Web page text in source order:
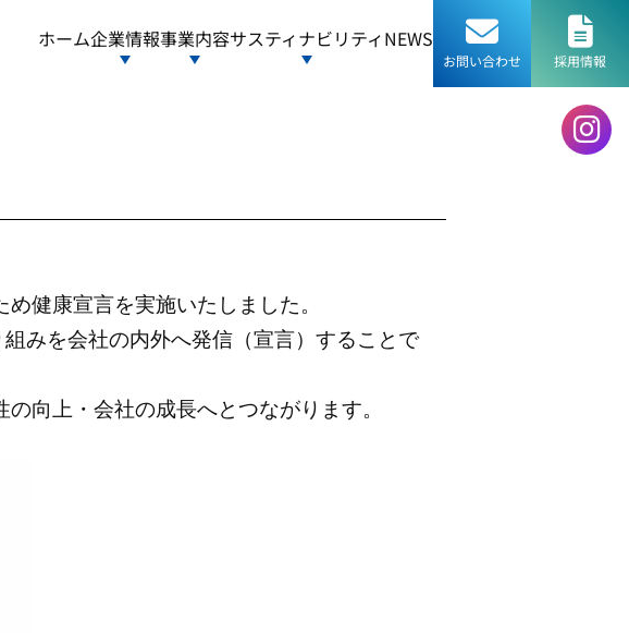
ホーム企業情報事業内容サスティナビリティNEWS
お問い合わせ 採用情報
健康宣言を実施いたしました。
みを会社の内外へ発信（宣言）することで
向上・会社の成長へとつながります。